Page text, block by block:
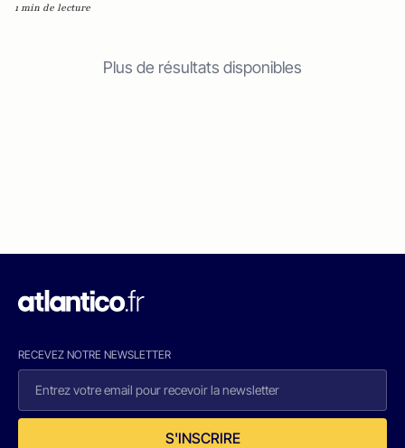
1 min de lecture
Plus de résultats disponibles
RECEVEZ NOTRE NEWSLETTER
S'INSCRIRE